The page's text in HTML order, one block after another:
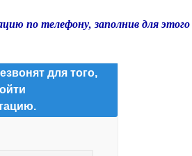
по телефону, заполнив для этого
для того,